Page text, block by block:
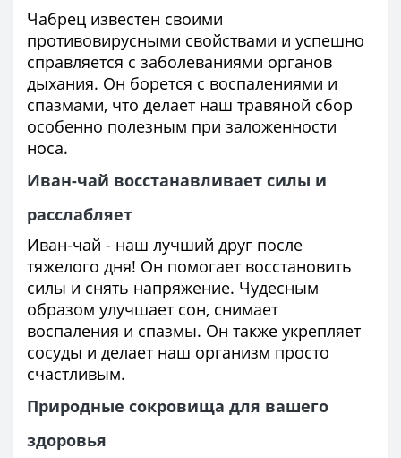
Чабрец известен своими
противовирусными свойствами и успешно
справляется с заболеваниями органов
дыхания. Он борется с воспалениями и
спазмами, что делает наш травяной сбор
особенно полезным при заложенности
носа.
Иван-чай восстанавливает силы и
расслабляет
Иван-чай - наш лучший друг после
тяжелого дня! Он помогает восстановить
силы и снять напряжение. Чудесным
образом улучшает сон, снимает
воспаления и спазмы. Он также укрепляет
сосуды и делает наш организм просто
счастливым.
Природные сокровища для вашего
здоровья